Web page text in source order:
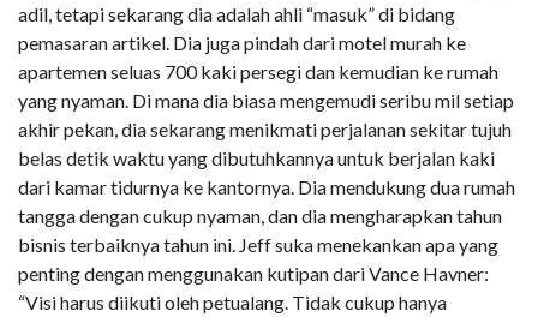
adil, tetapi sekarang dia adalah ahli “masuk” di bidang
pemasaran artikel. Dia juga pindah dari motel murah ke
apartemen seluas 700 kaki persegi dan kemudian ke rumah
yang nyaman. Di mana dia biasa mengemudi seribu mil setiap
akhir pekan, dia sekarang menikmati perjalanan sekitar tujuh
belas detik waktu yang dibutuhkannya untuk berjalan kaki
dari kamar tidurnya ke kantornya. Dia mendukung dua rumah
tangga dengan cukup nyaman, dan dia mengharapkan tahun
bisnis terbaiknya tahun ini. Jeff suka menekankan apa yang
penting dengan menggunakan kutipan dari Vance Havner:
“Visi harus diikuti oleh petualang. Tidak cukup hanya